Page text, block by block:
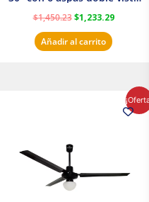
Satinado Masterfan
$1,450.23 $1,233.29
Añadir al carrito
precio
actual